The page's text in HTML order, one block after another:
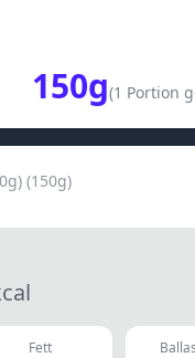
150g(1 Portion
(150g)
Fett